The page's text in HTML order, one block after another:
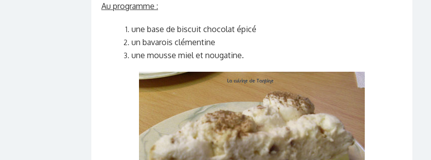
Au programme :
une base de biscuit chocolat épicé
un bavarois clémentine
une mousse miel et nougatine.